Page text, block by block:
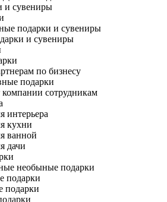
и сувениры
подарки и сувениры
и сувениры
по бизнесу
подарки
сотрудникам
интерьера
кухни
ванной
дачи
необыные подарки
подарки
подарки